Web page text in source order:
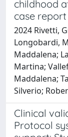
childhood
case report
2024 Rivetti,
Longobardi,
Maddalena;
Martina;
Maddalena;
Silverio;
Clinical
Protocol